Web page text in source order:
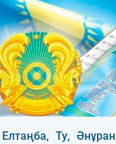
Елтаңба, Ту, Әнұран